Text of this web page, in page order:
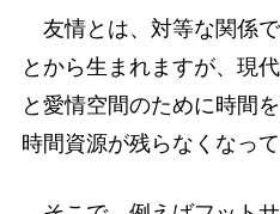
友情とは、対等な関係
とから生まれますが、現
と愛情空間のために時間
時間資源が残らなくなって